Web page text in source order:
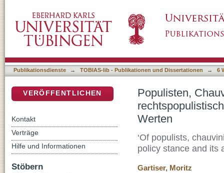
und ihre Basis in Einstellungen und Werten
Publikationsdienste → TOBIAS-lib - Publikationen und Dissertationen → 6
Populisten,
Werten
‘Of populists,
policy stance and its
Gartiser, Moritz
VERÖFFENTLICHEN
Kontakt
Verträge
Hilfe und Informationen
Stöbern